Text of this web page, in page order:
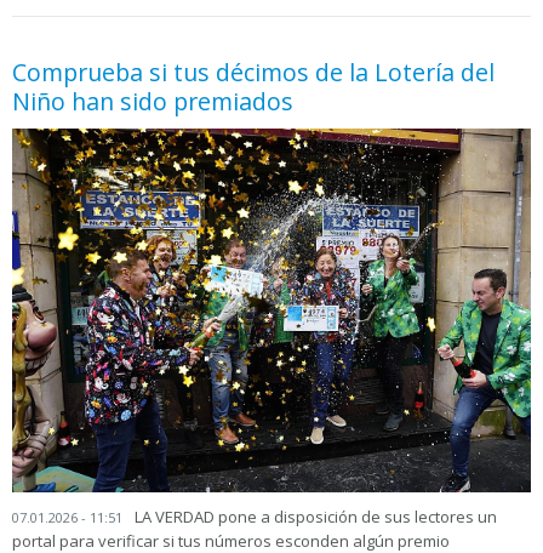
Comprueba si tus décimos de la Lotería del
Niño han sido premiados
07.01.2026 - 11:51
LA VERDAD pone a disposición de sus lectores un
portal para verificar si tus números esconden algún premio